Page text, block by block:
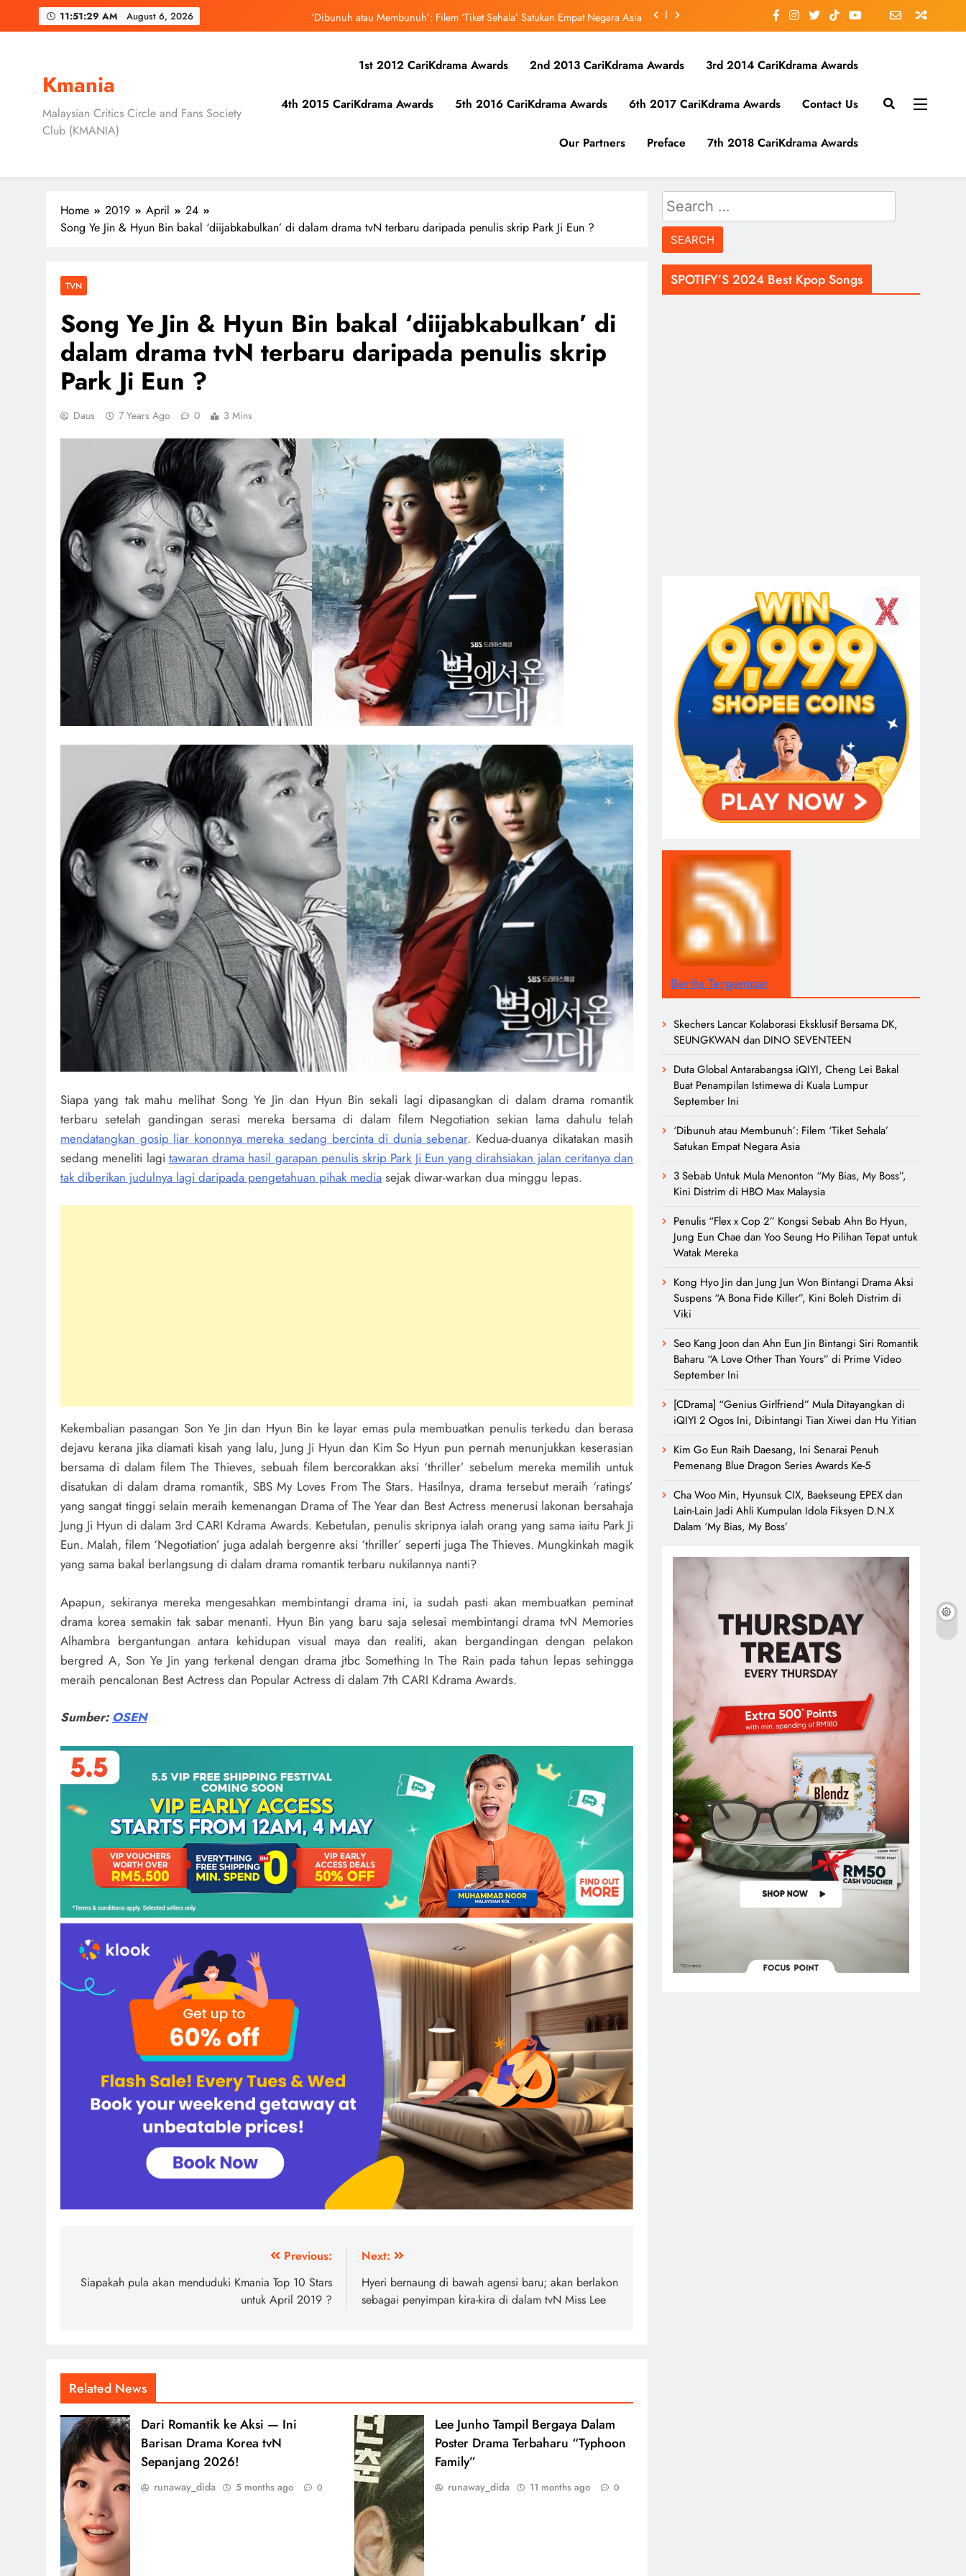
11:51:31 AM August 6, 2026
‘Dibunuh atau Membunuh’: Filem ‘Tiket Sehala’ Satukan Empat Negara Asia
Duta Global Antarabangsa iQIYI, Cheng Lei Bakal Buat Penampilan Istimewa di Kuala Lumpur
‘Dibunuh atau Membunuh’: Filem ‘Tiket Sehala’ Satukan Empat Negara Asia
Kmania
Malaysian Critics Circle and Fans Society
Club (KMANIA)
1st 2012 CariKdrama Awards 2nd 2013 CariKdrama Awards 3rd 2014 CariKdrama Awards
4th 2015 CariKdrama Awards 5th 2016 CariKdrama Awards 6th 2017 CariKdrama Awards Contact Us
Our Partners Preface 7th 2018 CariKdrama Awards
Home 2019 April
24
Song Ye Jin & Hyun Bin bakal ‘diijabkabulkan’ di dalam drama tvN terbaru daripada penulis skrip Park Ji Eun ?
TVN
Song Ye Jin & Hyun Bin bakal ‘diijabkabulkan’ di
dalam drama tvN terbaru daripada penulis skrip
Park Ji Eun ?
Daus 7 Years Ago 0 3 Mins
Siapa yang tak mahu melihat Song Ye Jin dan Hyun Bin sekali lagi dipasangkan di dalam drama romantik
terbaru setelah gandingan serasi mereka bersama di dalam filem Negotiation sekian lama dahulu telah
mendatangkan gosip liar kononnya mereka sedang bercinta di dunia sebenar. Kedua-duanya dikatakan masih
sedang meneliti lagi tawaran drama hasil garapan penulis skrip Park Ji Eun yang dirahsiakan jalan ceritanya dan
tak diberikan judulnya lagi daripada pengetahuan pihak media sejak diwar-warkan dua minggu lepas.
Kekembalian pasangan Son Ye Jin dan Hyun Bin ke layar emas pula membuatkan penulis terkedu dan berasa
dejavu kerana jika diamati kisah yang lalu, Jung Ji Hyun dan Kim So Hyun pun pernah menunjukkan keserasian
bersama di dalam filem The Thieves, sebuah filem bercorakkan aksi ‘thriller’ sebelum mereka memilih untuk
disatukan di dalam drama romantik, SBS My Loves From The Stars. Hasilnya, drama tersebut meraih ‘ratings’
yang sangat tinggi selain meraih kemenangan Drama of The Year dan Best Actress menerusi lakonan bersahaja
Jung Ji Hyun di dalam 3rd CARI Kdrama Awards. Kebetulan, penulis skripnya ialah orang yang sama iaitu Park Ji
Eun. Malah, filem ‘Negotiation’ juga adalah bergenre aksi ‘thriller’ seperti juga The Thieves. Mungkinkah magik
yang sama bakal berlangsung di dalam drama romantik terbaru nukilannya nanti?
Apapun, sekiranya mereka mengesahkan membintangi drama ini, ia sudah pasti akan membuatkan peminat
drama korea semakin tak sabar menanti. Hyun Bin yang baru saja selesai membintangi drama tvN Memories
Alhambra bergantungan antara kehidupan visual maya dan realiti, akan bergandingan dengan pelakon
bergred A, Son Ye Jin yang terkenal dengan drama jtbc Something In The Rain pada tahun lepas sehingga
meraih pencalonan Best Actress dan Popular Actress di dalam 7th CARI Kdrama Awards.
Sumber:OSEN
navigation
Previous:
Siapakah pula akan menduduki Kmania Top 10 Stars
untuk April 2019 ?
Next:
Hyeri bernaung di bawah agensi baru; akan berlakon
sebagai penyimpan kira-kira di dalam tvN Miss Lee
Related News
Dari Romantik ke Aksi — Ini
Barisan Drama Korea tvN
Sepanjang 2026!
runaway_dida 5 months ago 0
Lee Junho Tampil Bergaya Dalam
Poster Drama Terbaharu “Typhoon
Family”
runaway_dida 11 months ago 0
Search
for:
SPOTIFY’S 2024 Best Kpop Songs
Berita Tergempar
Skechers Lancar Kolaborasi Eksklusif Bersama DK,
SEUNGKWAN dan DINO SEVENTEEN
Duta Global Antarabangsa iQIYI, Cheng Lei Bakal
Buat Penampilan Istimewa di Kuala Lumpur
September Ini
‘Dibunuh atau Membunuh’: Filem ‘Tiket Sehala’
Satukan Empat Negara Asia
3 Sebab Untuk Mula Menonton “My Bias, My Boss”,
Kini Distrim di HBO Max Malaysia
Penulis “Flex x Cop 2” Kongsi Sebab Ahn Bo Hyun,
Jung Eun Chae dan Yoo Seung Ho Pilihan Tepat untuk
Watak Mereka
Kong Hyo Jin dan Jung Jun Won Bintangi Drama Aksi
Suspens “A Bona Fide Killer”, Kini Boleh Distrim di
Viki
Seo Kang Joon dan Ahn Eun Jin Bintangi Siri Romantik
Baharu “A Love Other Than Yours” di Prime Video
September Ini
[CDrama] “Genius Girlfriend” Mula Ditayangkan di
iQIYI 2 Ogos Ini, Dibintangi Tian Xiwei dan Hu Yitian
Kim Go Eun Raih Daesang, Ini Senarai Penuh
Pemenang Blue Dragon Series Awards Ke-5
Cha Woo Min, Hyunsuk CIX, Baekseung EPEX dan
Lain-Lain Jadi Ahli Kumpulan Idola Fiksyen D.N.X
Dalam ‘My Bias, My Boss’